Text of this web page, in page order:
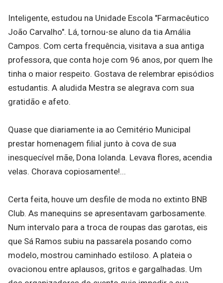
Inteligente, estudou na Unidade Escola "Farmacêutico
João Carvalho". Lá, tornou-se aluno da tia Amália
Campos. Com certa frequência, visitava a sua antiga
professora, que conta hoje com 96 anos, por quem lhe
tinha o maior respeito. Gostava de relembrar episódios
estudantis. A aludida Mestra se alegrava com sua
gratidão e afeto.
Quase que diariamente ia ao Cemitério Municipal
prestar homenagem filial junto à cova de sua
inesquecível mãe, Dona Iolanda. Levava flores, acendia
velas. Chorava copiosamente!...
Certa feita, houve um desfile de moda no extinto BNB
Club. As manequins se apresentavam garbosamente.
Num intervalo para a troca de roupas das garotas, eis
que Sá Ramos subiu na passarela posando como
modelo, mostrou caminhado estiloso. A plateia o
ovacionou entre aplausos, gritos e gargalhadas. Um